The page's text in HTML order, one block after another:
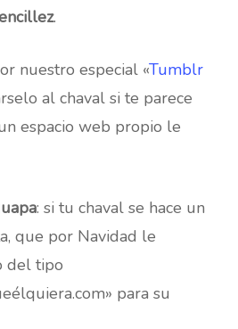
.
nuestro especial «Tumblr
al chaval si te parece
espacio web propio le
: si tu chaval se hace un
que por Navidad le
del tipo
para su